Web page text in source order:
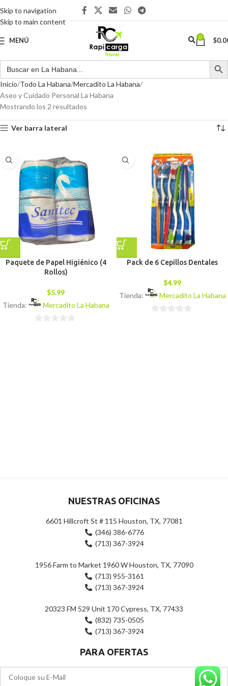
Skip to navigation
Skip to main content
MENÚ 0 $
Inicio Todo La Habana Mercadito La Habana
Aseo y Cuidado Personal La Habana
Mostrando los 2 resultados
Ver barra lateral
Paquete de Papel Higiénico (4
Rollos)
$5.99
Tienda:
Mercadito La Habana
Pack de 6 Cepillos Dentales
$4.99
Tienda:
Mercadito La Habana
NUESTRAS OFICINAS
6601 Hillcroft St # 115 Houston, TX, 77081
(346) 386-6776
(713) 367-3924
1956 Farm to Market 1960 W Houston, TX, 77090
(713) 955-3161
(713) 367-3924
20323 FM 529 Unit 170 Cypress, TX, 77433
(832) 735-0505
(713) 367-3924
PARA OFERTAS